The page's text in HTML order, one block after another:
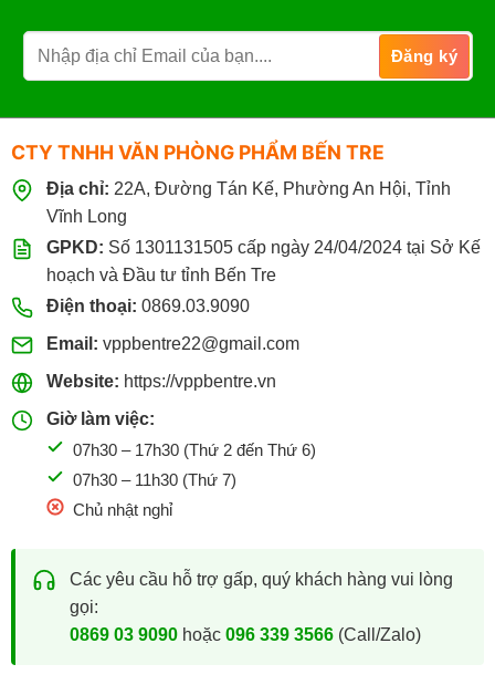
CTY TNHH VĂN PHÒNG PHẨM BẾN TRE
Địa chỉ: 22A, Đường Tán Kế, Phường An Hội, Tỉnh
Vĩnh Long
GPKD: Số 1301131505 cấp ngày 24/04/2024 tại Sở Kế
hoạch và Đầu tư tỉnh Bến Tre
Điện thoại: 0869.03.9090
Email: vppbentre22@gmail.com
Website: https://vppbentre.vn
Giờ làm việc:
07h30 – 17h30 (Thứ 2 đến Thứ 6)
07h30 – 11h30 (Thứ 7)
Chủ nhật nghỉ
Các yêu cầu hỗ trợ gấp, quý khách hàng vui lòng
gọi:
0869 03 9090hoặc 096 339 3566(Call/Zalo)